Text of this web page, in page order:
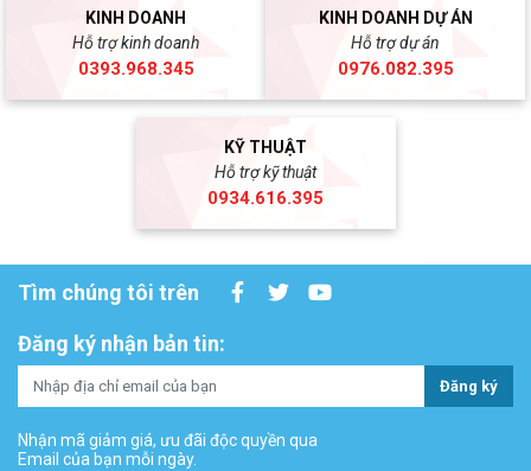
KINH DOANH
Hỗ trợ kinh doanh
0393.968.345
KINH DOANH DỰ ÁN
Hỗ trợ dự án
0976.082.395
KỸ THUẬT
Hỗ trợ kỹ thuật
0934.616.395
Tìm chúng tôi trên
Đăng ký nhận bản tin:
Đăng ký
Nhận mã giảm giá, ưu đãi độc quyền qua
Email của bạn mỗi ngày.